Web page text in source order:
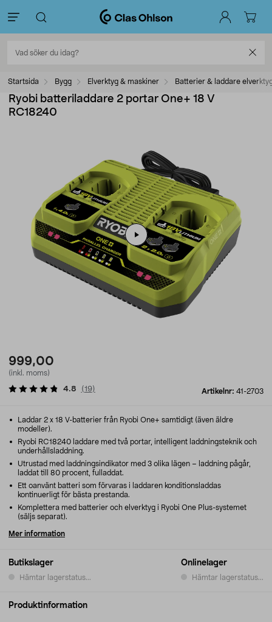
Startsida Bygg Elverktyg & maskiner Batterier & laddare
Ryobi batteriladdare 2 portar One+ 18 V
RC18240
999,00
(inkl. moms)
Artikelnr: 41-2703
4.8 (19)
Butikslager
Hämtar lagerstatus...
Onlinelager
Hämtar lagerstatus...
Laddar 2 x 18 V-batterier från Ryobi One+ samtidigt (även äldre
modeller).
Ryobi RC18240 laddare med två portar, intelligent laddningsteknik och
underhållsladdning.
Utrustad med laddningsindikator med 3 olika lägen – laddning pågår,
laddat till 80 procent, fulladdat.
Ett oanvänt batteri som förvaras i laddaren konditionsladdas
kontinuerligt för bästa prestanda.
Komplettera med batterier och elverktyg i Ryobi One Plus-systemet
(säljs separat).
Mer information
Produktinformation